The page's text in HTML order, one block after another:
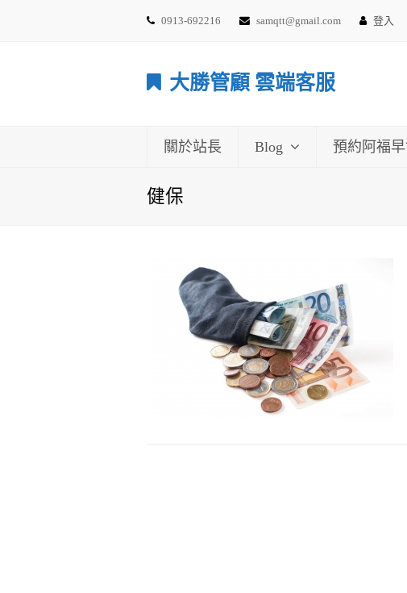
0913-692216 samqtt@gmail.com 登入
大勝管顧 雲端客服
關於站長 Blog 預約阿福
健保